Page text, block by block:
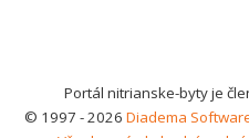
Portál nitrianske-byty je
© 1997 - 2026 Diadema